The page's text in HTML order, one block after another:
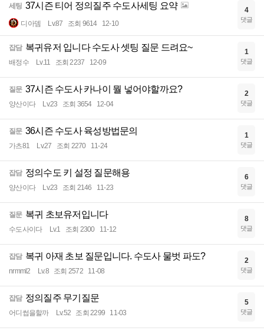
세팅 37시즌 티어 정의질주 수도사세팅 요약
디아뎀 Lv.87 조회 9614 12-10
4
댓글
잡담 복귀유저 입니다 수도사 셋팅 질문 드려요~
배정수 Lv.11 조회 2237 12-09
1
댓글
질문 37시즌 수도사 카나이 뭘 넣어야할까요?
양산이다 Lv.23 조회 3654 12-04
2
댓글
질문 36시즌 수도사 육성방법문의
가츠81 Lv.27 조회 2270 11-24
1
댓글
잡담 정의수도 키 설정 질문해용
양산이다 Lv.23 조회 2146 11-23
6
댓글
질문 복귀 초보유저입니다
수도사이다 Lv.1 조회 2300 11-12
8
댓글
잡담 복귀 아재 초보 질문입니다. 수도사 물벗 파도?
nrmml2 Lv.8 조회 2572 11-08
2
댓글
잡담 정의질주 무기질문
어디썹을할까 Lv.52 조회 2299 11-03
5
댓글